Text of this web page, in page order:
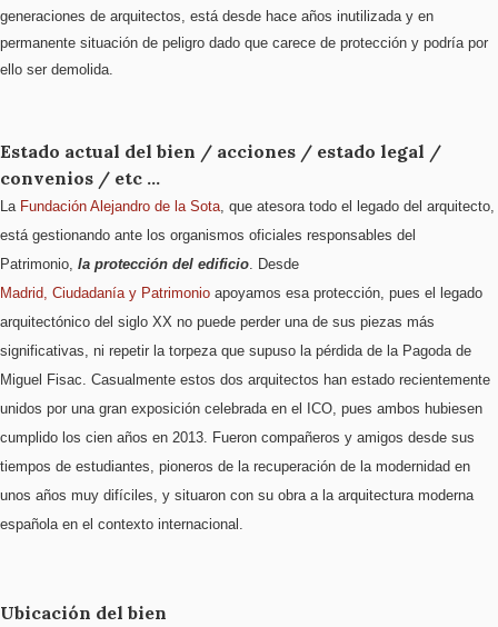
generaciones de arquitectos, está desde hace años inutilizada y en
permanente situación de peligro dado que carece de protección y podría por
ello ser demolida.
Estado actual del bien / acciones / estado legal /
convenios / etc ...
La Fundación Alejandro de la Sota, que atesora todo el legado del arquitecto,
está gestionando ante los organismos oficiales responsables del
Patrimonio, la protección del edificio. Desde
Madrid, Ciudadanía y Patrimonio apoyamos esa protección, pues el legado
arquitectónico del siglo XX no puede perder una de sus piezas más
significativas, ni repetir la torpeza que supuso la pérdida de la Pagoda de
Miguel Fisac. Casualmente estos dos arquitectos han estado recientemente
unidos por una gran exposición celebrada en el ICO, pues ambos hubiesen
cumplido los cien años en 2013. Fueron compañeros y amigos desde sus
tiempos de estudiantes, pioneros de la recuperación de la modernidad en
unos años muy difíciles, y situaron con su obra a la arquitectura moderna
española en el contexto internacional.
Ubicación del bien